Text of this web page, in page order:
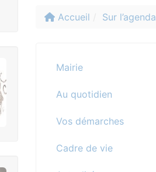
Accueil Sur l’agenda
Mairie
Au quotidien
Vos démarches
Cadre de vie